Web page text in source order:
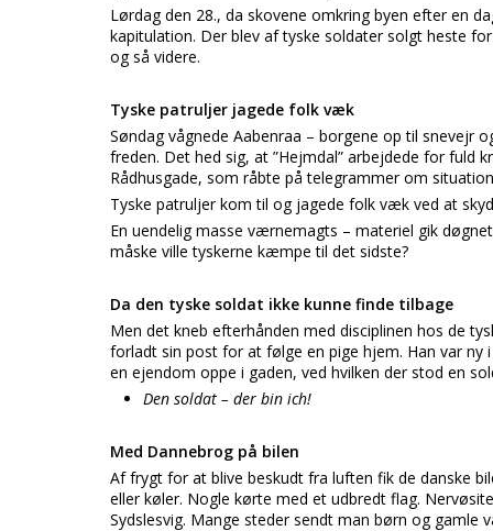
Lørdag den 28., da skovene omkring byen efter en
kapitulation. Der blev af tyske soldater solgt heste
og så videre.
Tyske patruljer jagede folk væk
Søndag vågnede Aabenraa – borgene op til snevejr
freden. Det hed sig, at ”Hejmdal” arbejdede for fuld
Rådhusgade, som råbte på telegrammer om
Tyske patruljer kom til og jagede folk væk ved at
En uendelig masse værnemagts – materiel gik
måske ville tyskerne kæmpe til det sidste?
Da den tyske soldat ikke kunne finde tilbage
Men det kneb efterhånden med disciplinen hos de
forladt sin post for at følge en pige hjem. Han var ny
en ejendom oppe i gaden, ved hvilken der stod en
Den soldat – der bin ich!
Med Dannebrog på bilen
Af frygt for at blive beskudt fra luften fik de danske
eller køler. Nogle kørte med et udbredt flag.
Sydslesvig. Mange steder sendt man børn og gamle